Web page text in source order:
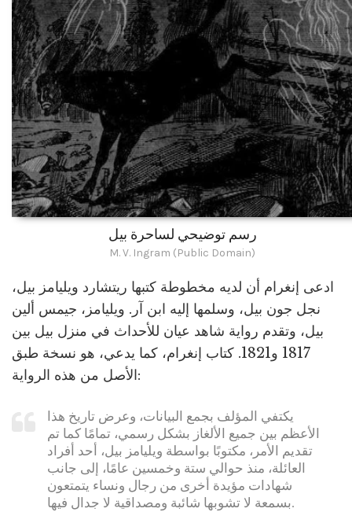
رسم توضيحي لساحرة بيل
M. V. Ingram (Public Domain)
ادعى إنغرام أن لديه مخطوطة كتبها ريتشارد ويليامز بيل،
نجل جون بيل، وسلمها إليه ابن آر. ويليامز، جيمس ألين
بيل، وتقدم رواية شاهد عيان للأحداث في منزل بيل بين
1817 و1821. كتاب إنغرام، كما يدعي، هو نسخة طبق
الأصل من هذه الرواية:
يكتفي المؤلف بجمع البيانات، وعرض تاريخ هذا
الأعظم بين جميع الألغاز بشكل رسمي، تمامًا كما تم
تقديم الأمر، مكتوبًا بواسطة ويليامز بيل، أحد أفراد
العائلة، منذ حوالي ستة وخمسين عامًا، إلى جانب
شهادات مؤيدة أخرى من رجال ونساء يتمتعون
بسمعة لا تشوبها شائبة ومصداقية لا جدال فيها.